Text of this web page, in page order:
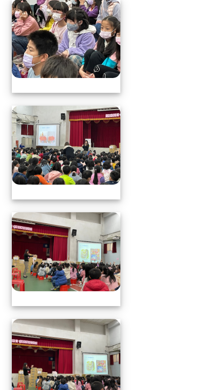
113.1.17中年級營養教育(
113.1.17中年級營養教育(
113.1.17中年級營養教育(